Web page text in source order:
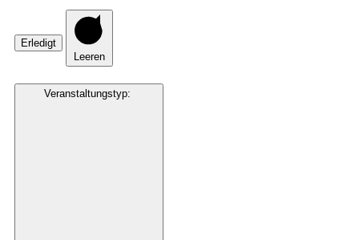
Erledigt
Leeren
Veranstaltungstyp: